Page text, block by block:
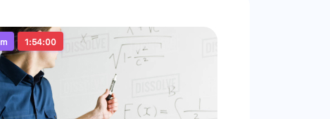
1:54:00